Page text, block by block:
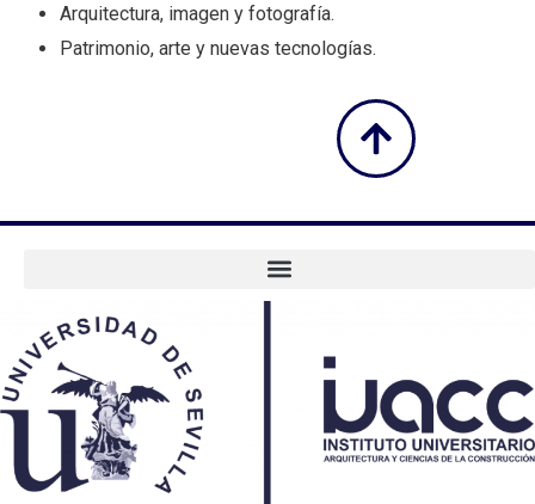
Arquitectura, imagen y fotografía.
Patrimonio, arte y nuevas tecnologías.